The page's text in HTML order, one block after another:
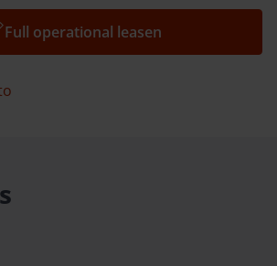
Full operational leasen